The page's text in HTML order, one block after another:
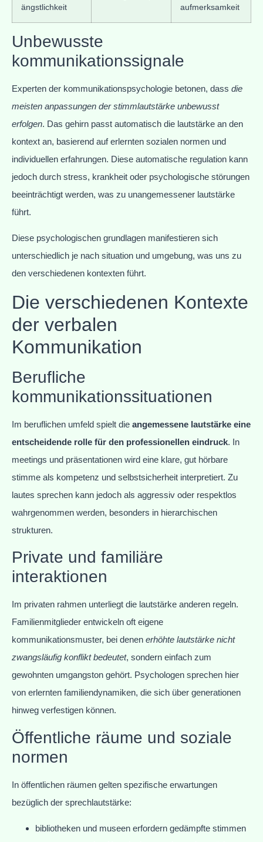
ängstlichkeit
aufmerksamkeit
Unbewusste
kommunikationssignale
Experten der kommunikationspsychologie betonen, dass die
meisten anpassungen der stimmlautstärke unbewusst
erfolgen. Das gehirn passt automatisch die lautstärke an den
kontext an, basierend auf erlernten sozialen normen und
individuellen erfahrungen. Diese automatische regulation kann
jedoch durch stress, krankheit oder psychologische störungen
beeinträchtigt werden, was zu unangemessener lautstärke
führt.
Diese psychologischen grundlagen manifestieren sich
unterschiedlich je nach situation und umgebung, was uns zu
den verschiedenen kontexten führt.
Die verschiedenen Kontexte
der verbalen
Kommunikation
Berufliche
kommunikationssituationen
Im beruflichen umfeld spielt die angemessene lautstärke eine
entscheidende rolle für den professionellen eindruck. In
meetings und präsentationen wird eine klare, gut hörbare
stimme als kompetenz und selbstsicherheit interpretiert. Zu
lautes sprechen kann jedoch als aggressiv oder respektlos
wahrgenommen werden, besonders in hierarchischen
strukturen.
Private und familiäre
interaktionen
Im privaten rahmen unterliegt die lautstärke anderen regeln.
Familienmitglieder entwickeln oft eigene
kommunikationsmuster, bei denen erhöhte lautstärke nicht
zwangsläufig konflikt bedeutet, sondern einfach zum
gewohnten umgangston gehört. Psychologen sprechen hier
von erlernten familiendynamiken, die sich über generationen
hinweg verfestigen können.
Öffentliche räume und soziale
normen
In öffentlichen räumen gelten spezifische erwartungen
bezüglich der sprechlautstärke:
bibliotheken und museen erfordern gedämpfte stimmen